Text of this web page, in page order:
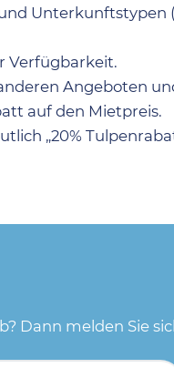
Unterkunftstypen
Verfügbarkeit.
Angeboten
auf den Mietpreis.
„20%
Dann melden Sie